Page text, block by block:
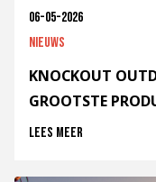
06-05-2026
Nieuws
KNOCKOUT
GROOTSTE
Lees meer